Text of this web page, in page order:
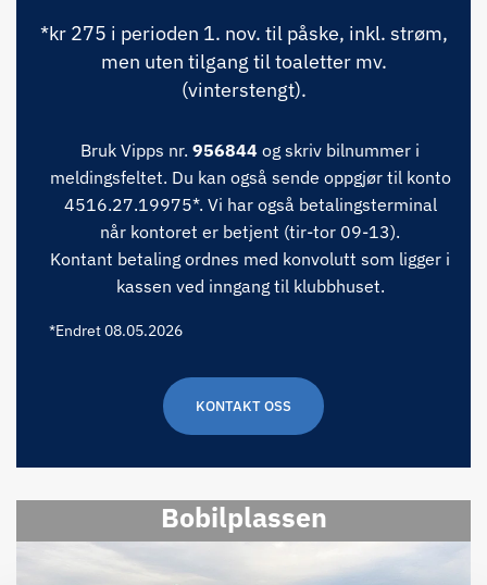
*kr 275 i perioden 1. nov. til påske, inkl. strøm,
men uten tilgang til toaletter mv.
(vinterstengt).
Bruk Vipps nr. 956844 og skriv bilnummer i
meldingsfeltet. Du kan også sende oppgjør til konto
4516.27.19975*. Vi har også betalingsterminal
når kontoret er betjent (tir-tor 09-13).
Kontant betaling ordnes med konvolutt som ligger i
kassen ved inngang til klubbhuset.
*Endret 08.05.2026
KONTAKT OSS
Bobilplassen